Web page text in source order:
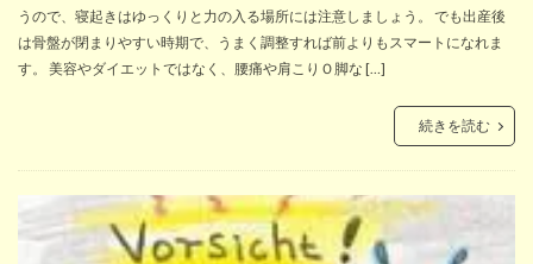
うので、寝起きはゆっくりと力の入る場所には注意しましょう。 でも出産後
は骨盤が閉まりやすい時期で、うまく調整すれば前よりもスマートになれま
す。 美容やダイエットではなく、腰痛や肩こりＯ脚な […]
続きを読む